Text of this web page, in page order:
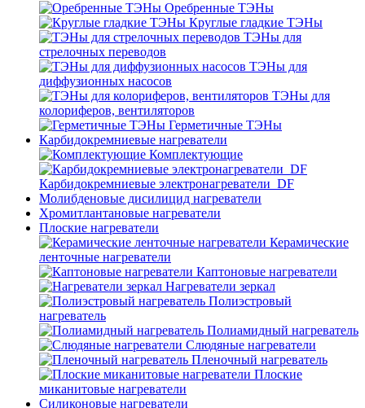
Оребренные ТЭНы
Круглые гладкие ТЭНы
ТЭНы для
стрелочных переводов
ТЭНы для
диффузионных насосов
ТЭНы для
колориферов, вентиляторов
Герметичные ТЭНы
Карбидокремниевые нагреватели
Комплектующие
Карбидокремниевые электронагреватели_DF
Молибденовые дисилицид нагреватели
Хромитлантановые нагреватели
Плоские нагреватели
Керамические
ленточные нагреватели
Каптоновые нагреватели
Нагреватели зеркал
Полиэстровый
нагреватель
Полиамидный нагреватель
Слюдяные нагреватели
Пленочный нагреватель
Плоские
миканитовые нагреватели
Силиконовые нагреватели